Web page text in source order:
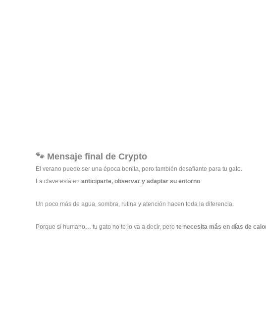
🐾 Mensaje final de Crypto
El verano puede ser una época bonita, pero también desafiante para tu gato.
La clave está en anticiparte, observar y adaptar su entorno.
Un poco más de agua, sombra, rutina y atención hacen toda la diferencia.
Porque sí humano… tu gato no te lo va a decir, pero te necesita más en días de